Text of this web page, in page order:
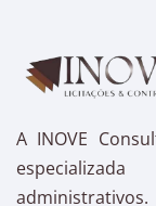
A INOVE